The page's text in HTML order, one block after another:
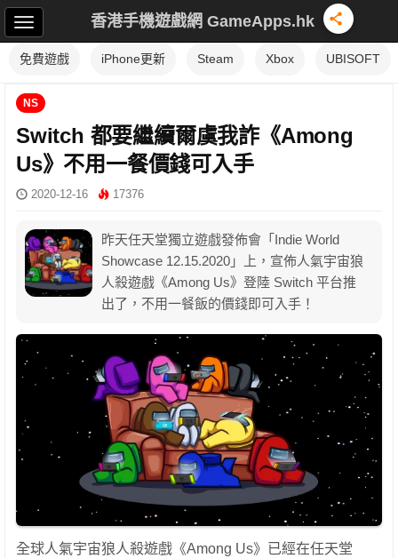
香港手機遊戲網 GameApps.hk
免費遊戲 iPhone更新 Steam Xbox UBISOFT
NS
Switch 都要繼續爾虞我詐《Among
Us》不用一餐價錢可入手
2020-12-16 17376
昨天任天堂獨立遊戲發佈會「Indie World
Showcase 12.15.2020」上，宣佈人氣宇宙狼
人殺遊戲《Among Us》登陸 Switch 平台推
出了，不用一餐飯的價錢即可入手！
全球人氣宇宙狼人殺遊戲《Among Us》已經在任天堂